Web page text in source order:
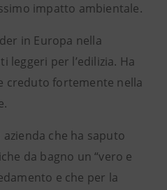
impatto ambientale.
in Europa nella
leggeri per l’edilizia. Ha
creduto fortemente nella
azienda che ha saputo
da bagno un “vero e
e che per la